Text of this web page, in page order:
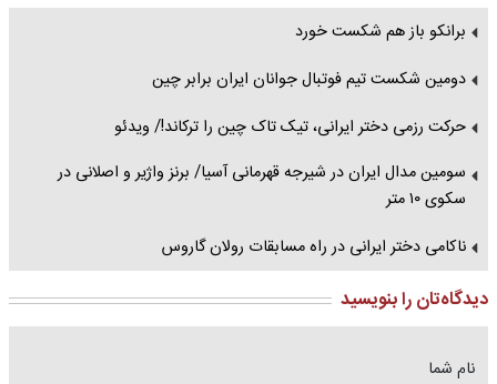
برانکو باز هم شکست خورد
دومین شکست تیم فوتبال جوانان ایران برابر چین
حرکت رزمی دختر ایرانی، تیک تاک چین را ترکاند!/ ویدئو
سومین مدال ایران در شیرجه قهرمانی آسیا/ برنز واژیر و اصلانی در
سکوی ۱۰ متر
ناکامی دختر ایرانی در راه مسابقات رولان گاروس
دیدگاه‌تان را بنویسید
نام شما